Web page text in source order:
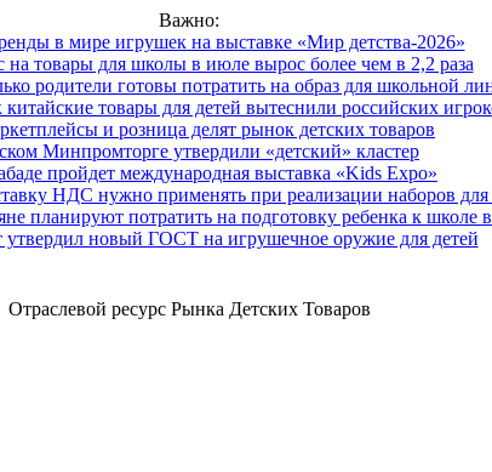
Важно:
в мире игрушек на выставке «Мир детства-2026»
на товары для школы в июле вырос более чем в 2,2 раза
родители готовы потратить на образ для школьной
товары для детей вытеснили российских
и розница делят рынок детских товаров
Минпромторге утвердили «детский» кластер
пройдет международная выставка «Kids Expo»
НДС нужно применять при реализации наборов для
планируют потратить на подготовку ребенка к школе
утвердил новый ГОСТ на игрушечное оружие для детей
Отраслевой ресурс Рынка Детских Товаров